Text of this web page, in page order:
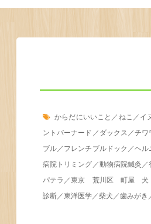
からだにいいこと ／ ねこ ／ イ
ントバーナード ／ ダックス ／チワ
ブル／ フレンチブルドック ／ヘル
病院トリミング ／動物病院鍼灸 ／
パテラ ／東京 荒川区 町屋
診断／東洋医学／柴犬 ／歯みがき